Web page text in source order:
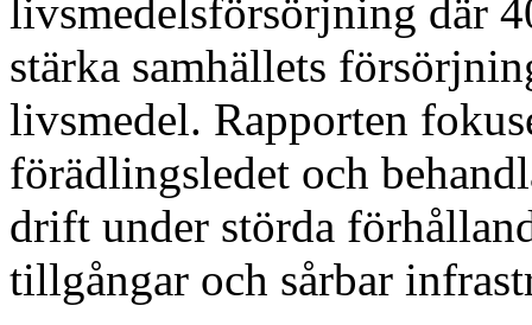
livsmedelsförsörjning där
stärka samhällets
livsmedel. Rapporten
förädlingsledet och
drift under störda
tillgångar och sårbar